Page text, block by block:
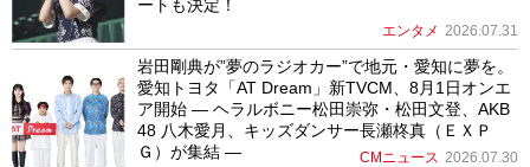
ートも決定！
エンタメ 2026.07.31
岩田剛典が”夢のラジオカー”で地元・愛知に夢を。
愛知トヨタ「AT Dream」新TVCM、8月1日オンエ
ア開始 ― ヘラルボニー松田崇弥・松田文登、AKB
48 八木愛月、キッズダンサー長瀬柊真（ＥＸＰ
Ｇ）が集結 ―
CMニュース 2026.07.30